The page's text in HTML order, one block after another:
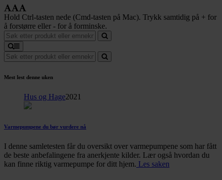
Hold Ctrl-tasten nede (Cmd-tasten på Mac). Trykk samtidig på + for
å forstørre eller - for å forminske.
Mest lest denne uken
Hus og Hage2021
Varmepumpene du bør vurdere nå
I denne samletesten får du oversikt over varmepumpene som har fått
de beste anbefalingene fra anerkjente kilder. Lær også hvordan du
kan finne riktig varmepumpe for ditt hjem. Les saken